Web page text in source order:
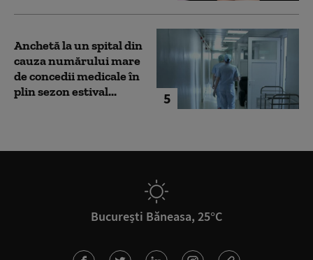
5
Anchetă la un spital din
cauza numărului mare
de concedii medicale în
plin sezon estival...
București Băneasa, 25°C